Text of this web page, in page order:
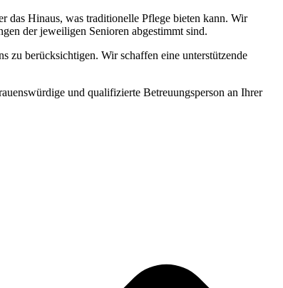
das Hinaus, was traditionelle Pflege bieten kann. Wir
der jeweiligen Senioren abgestimmt sind.
zu berücksichtigen. Wir schaffen eine unterstützende
und qualifizierte Betreuungsperson an Ihrer